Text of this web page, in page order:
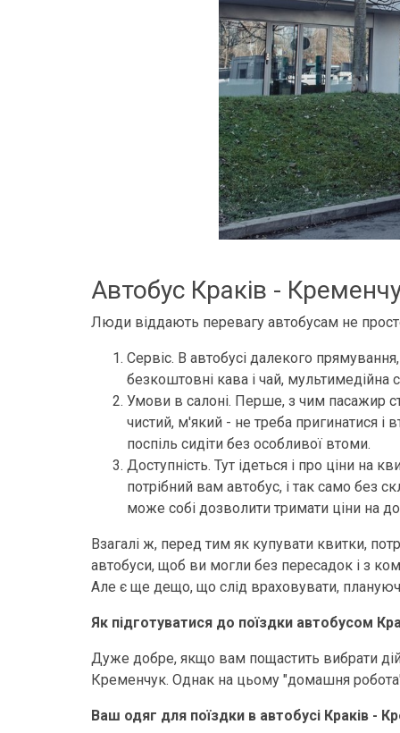
Автобус Краків -
Люди віддають перевагу автобусам не
Сервіс. В автобусі далекого
безкоштовні кава і чай,
Умови в салоні. Перше, з чим пасажир
чистий, м'який - не треба пригинатися і
поспіль сидіти без особливої втоми.
Доступність. Тут ідеться і про ціни на
потрібний вам автобус, і так само без
може собі дозволити тримати ціни на
Взагалі ж, перед тим як купувати квитки,
автобуси, щоб ви могли без пересадок і з
Але є ще дещо, що слід враховувати,
Як підготуватися до поїздки автобусом
Дуже добре, якщо вам пощастить вибрати
Кременчук. Однак на цьому "домашня робота"
Ваш одяг для поїздки в автобусі Краків -